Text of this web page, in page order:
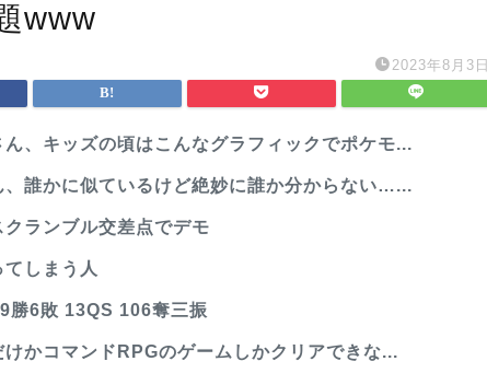
www
2023年8月3日
ん、キッズの頃はこんなグラフィックでポケモ...
、誰かに似ているけど絶妙に誰か分からない…...
クランブル交差点でデモ
しまう人
勝6敗 13QS 106奪三振
かコマンドRPGのゲームしかクリアできな...